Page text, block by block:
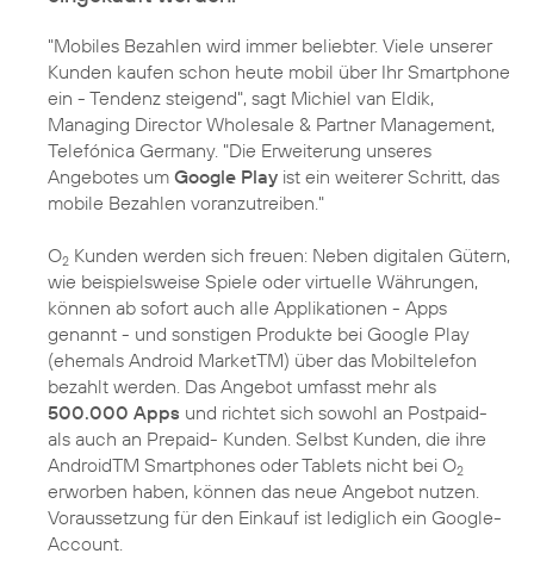
"Mobiles Bezahlen wird immer beliebter. Viele unserer
Kunden kaufen schon heute mobil über Ihr Smartphone
ein - Tendenz steigend", sagt Michiel van Eldik,
Managing DirectorWholesale & Partner Management,
Telefónica Germany. "Die Erweiterung unseres
Angebotes um Google Play ist ein weiterer Schritt, das
mobile Bezahlen voranzutreiben."
O2 Kunden werden sich freuen: Neben digitalen Gütern,
wie beispielsweise Spiele oder virtuelle Währungen,
können ab sofort auch alle Applikationen - Apps
genannt - und sonstigen Produkte bei Google Play
(ehemals Android MarketTM) über das Mobiltelefon
bezahlt werden. Das Angebot umfasst mehr als
500.000 Apps und richtet sich sowohl an Postpaid-
als auch an Prepaid- Kunden. Selbst Kunden, die ihre
AndroidTM Smartphones oder Tablets nicht bei O2
erworben haben, können das neue Angebot nutzen.
Voraussetzung für den Einkauf ist lediglich ein Google-
Account.